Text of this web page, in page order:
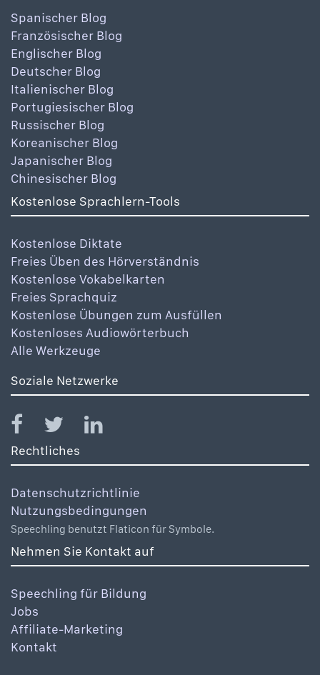
Spanischer Blog
Französischer Blog
Englischer Blog
Deutscher Blog
Italienischer Blog
Portugiesischer Blog
Russischer Blog
Koreanischer Blog
Japanischer Blog
Chinesischer Blog
Kostenlose Sprachlern-Tools
Kostenlose Diktate
Freies Üben des Hörverständnis
Kostenlose Vokabelkarten
Freies Sprachquiz
Kostenlose Übungen zum Ausfüllen
Kostenloses Audiowörterbuch
Alle Werkzeuge
Soziale Netzwerke
Rechtliches
Datenschutzrichtlinie
Nutzungsbedingungen
Speechling benutzt Flaticon für Symbole.
Nehmen Sie Kontakt auf
Speechling für Bildung
Jobs
Affiliate-Marketing
Kontakt